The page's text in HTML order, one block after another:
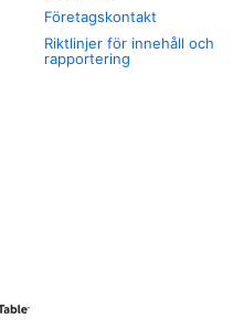
Företagskontakt
Riktlinjer för innehåll och
rapportering